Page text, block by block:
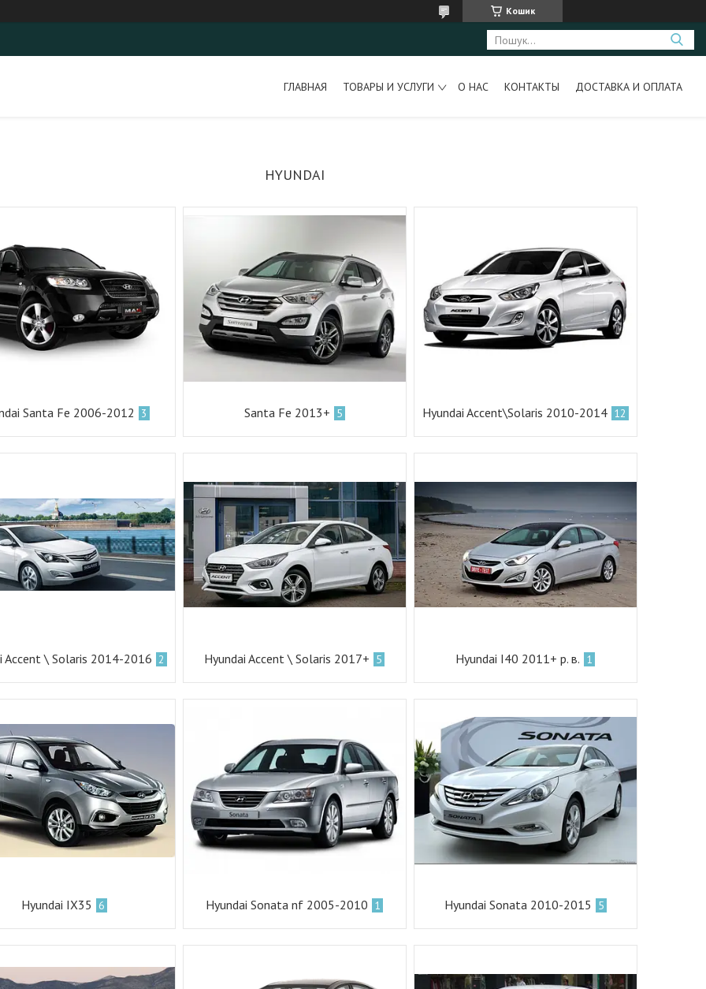
Кошик
ГЛАВНАЯ ТОВАРЫ И УСЛУГИ О НАС КОНТАКТЫ ДОСТАВКА И ОПЛАТА
HYUNDAI
Santa Fe 2006-2012 3 Santa Fe 2013+ 5 Hyundai Accent\Solaris 2010-2014 12
Accent \ Solaris 2014-2016 2 Hyundai Accent \ Solaris 2017+ 5 Hyundai I40 2011+ р. в. 1
Hyundai IX35 6 Hyundai Sonata nf 2005-2010 1 Hyundai Sonata 2010-2015 5